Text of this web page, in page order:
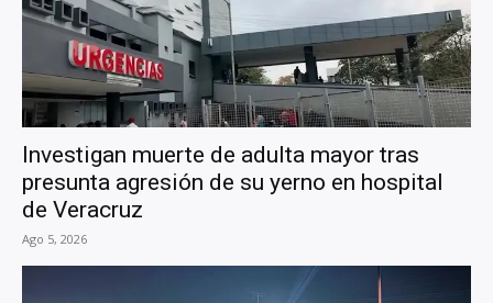
Investigan muerte de adulta mayor tras
presunta agresión de su yerno en hospital
de Veracruz
Ago 5, 2026